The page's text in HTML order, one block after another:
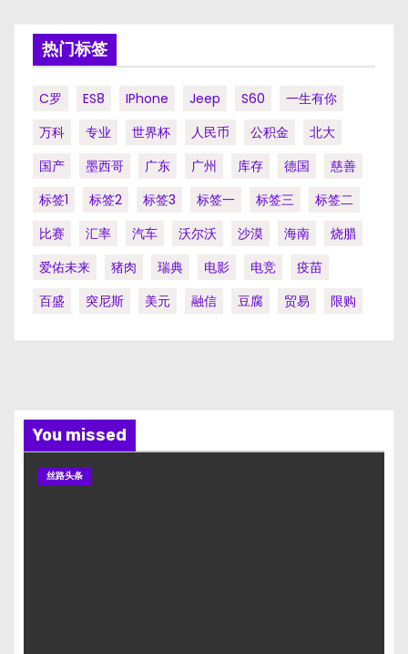
热门标签
C罗 ES8 IPhone Jeep S60
一生有你
万科
专业 世界杯 人民币 公积金
北大
国产
墨西哥 广东 广州 库存 德国
慈善
标签1
标签2 标签3 标签一 标签三
标签二
比赛
汇率 汽车 沃尔沃 沙漠 海南
烧腊
爱佑未来
猪肉 瑞典 电影 电竞
疫苗
百盛
突尼斯 美元 融信 豆腐 贸易 限购
You missed
丝路头条